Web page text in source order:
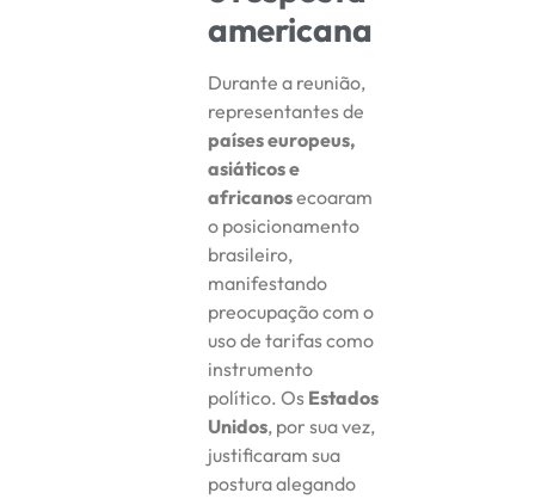
americana
Durante a reunião,
representantes de
países europeus,
asiáticos e
africanosecoaram
o posicionamento
brasileiro,
manifestando
preocupação com o
uso de tarifas como
instrumento
político. Os Estados
Unidos, por sua vez,
justificaram sua
postura alegando